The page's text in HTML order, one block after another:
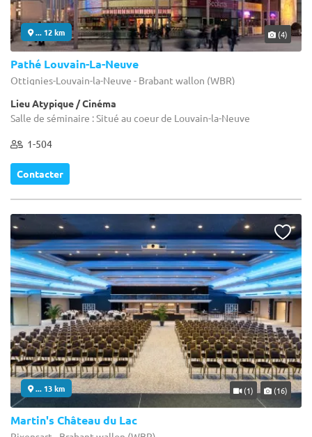
... 12 km (4)
Pathé Louvain-La-Neuve
Ottignies-Louvain-la-Neuve - Brabant wallon (WBR)
Lieu Atypique / Cinéma
Salle de séminaire : Situé au coeur de Louvain-la-Neuve
1-504
Contacter
... 13 km (1) (16)
Martin's Château du Lac